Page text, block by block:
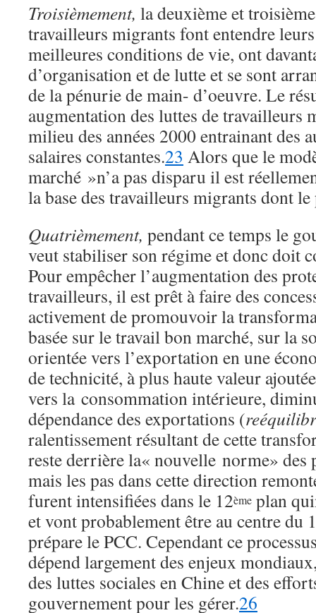
Troisièmement, la deuxième et
travailleurs migrants font entendre
meilleures conditions de vie, ont
d’organisation et de lutte et se sont
de la pénurie de main- d’oeuvre. Le
augmentation des luttes de travailleurs
milieu des années 2000 entrainant des
salaires constantes.23 Alors que le
marché »n’a pas disparu il est
la base des travailleurs migrants dont
Quatrièmement, pendant ce temps le
veut stabiliser son régime et donc doit
Pour empêcher l’augmentation des
travailleurs, il est prêt à faire des
activement de promouvoir la
basée sur le travail bon marché, sur la
orientée vers l’exportation en une
de technicité, à plus haute valeur
vers la consommation intérieure,
dépendance des exportations (
ralentissement résultant de cette
reste derrière la« nouvelle norme» des
mais les pas dans cette direction
furent intensifiées dans le 12ème plan
et vont probablement être au centre du
prépare le PCC. Cependant ce
dépend largement des enjeux
des luttes sociales en Chine et des
gouvernement pour les gérer.26